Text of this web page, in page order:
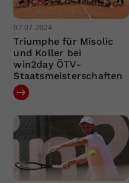
07.07.2024
Triumphe für Misolic
und Koller bei
win2day ÖTV-
Staatsmeisterschaften